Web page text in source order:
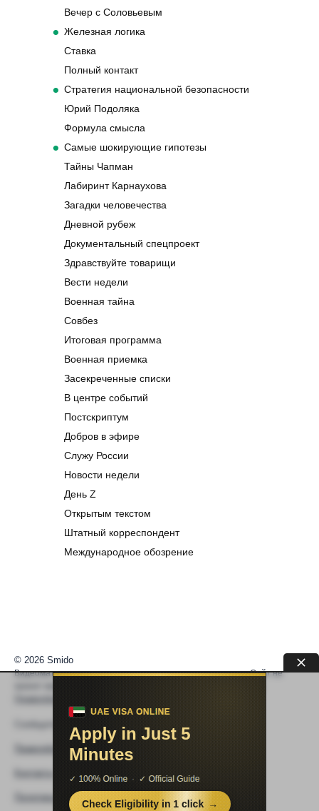
Вечер с Соловьевым
Железная логика
Ставка
Полный контакт
Стратегия национальной безопасности
Юрий Подоляка
Формула смысла
Самые шокирующие гипотезы
Тайны Чапман
Лабиринт Карнаухова
Загадки человечества
Дневной рубеж
Документальный спецпроект
Здравствуйте товарищи
Вести недели
Военная тайна
Совбез
Итоговая программа
Военная приемка
Засекреченные списки
В центре событий
Постскриптум
Добров в эфире
Служу России
Новости недели
День Z
Открытым текстом
Штатный корреспондент
Международное обозрение
© 2026 Smido
Видеоматериалы встраиваются из открытых источников. Сайт не
Видео не работает
Правообладателям
Политика конфиденциальности